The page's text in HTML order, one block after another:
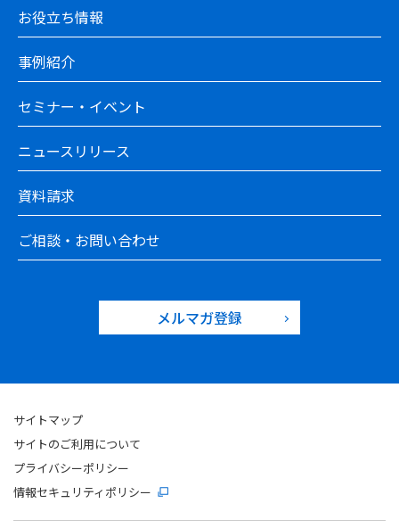
お役立ち情報
事例紹介
セミナー・イベント
ニュースリリース
資料請求
ご相談・お問い合わせ
メルマガ登録
サイトマップ
サイトのご利用について
プライバシーポリシー
情報セキュリティポリシー